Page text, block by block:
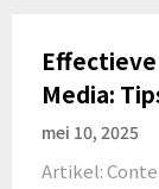
Media:
mei 10, 2025
Artikel: